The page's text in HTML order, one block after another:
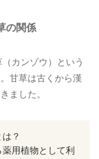
の関係
カンゾウ）という
甘草は古くから漢
ました。
？
用植物として利